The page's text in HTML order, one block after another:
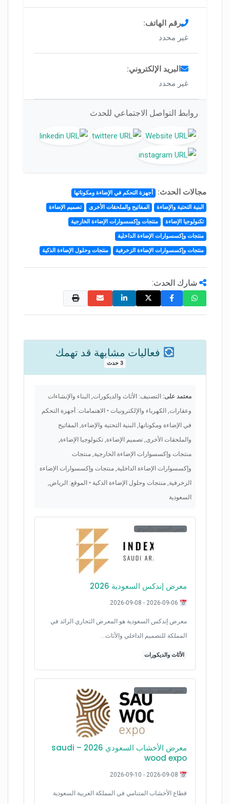
رقم الهاتف:
غير محدد
البريد الإلكتروني:
غير محدد
روابط التواصل الاجتماعي للحدث
مجالات الحدث: أجهزة التحكم في الإضاءة ومكوناتها
البنية التحتية والإضاءة المفاتيح والملحقات الأخرى تصميم الإضاءة
تكنولوجيا الإضاءة منتجات وإكسسوارات الإضاءة الخارجية
منتجات وإكسسوارات الإضاءة الداخلية
منتجات وإكسسوارات الإضاءة الزخرفية منتجات وحلول الإضاءة الذكية
شارك الحدث:
فعاليات مشابهة قد تهمك
3 حدث
معتمد على: التصنيف: الأثاث والديكورات, البناء والإنشاءات
وعقارات, الكهرباء والإلكترونيات • الاهتمامات: أجهزة التحكم
في الإضاءة ومكوناتها, البنية التحتية والإضاءة, المفاتيح
والملحقات الأخرى, تصميم الإضاءة, تكنولوجيا الإضاءة,
منتجات وإكسسوارات الإضاءة الخارجية, منتجات
وإكسسوارات الإضاءة الداخلية, منتجات وإكسسوارات الإضاءة
الزخرفية, منتجات وحلول الإضاءة الذكية • الموقع: الرياض,
السعودية
نفس التصنيف والموقع
معرض إندكس السعودية 2026
معرض إندكس السعودية هو المعرض التجاري الرائد في
المملكة للتصميم الداخلي والأثاث…
الأثاث والديكورات
نفس التصنيف والموقع
معرض الأخشاب السعودي 2026 – saudi
wood expo
قطاع الأخشاب المتنامي في المملكة العربية السعودية